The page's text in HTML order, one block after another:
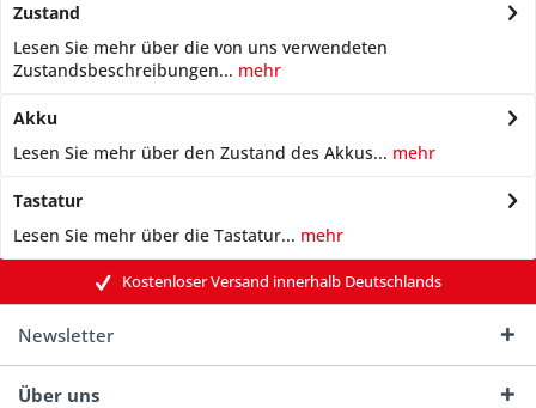
Zustand
Lesen Sie mehr über die von uns verwendeten
Zustandsbeschreibungen... mehr
Akku
Lesen Sie mehr über den Zustand des Akkus... mehr
Tastatur
Lesen Sie mehr über die Tastatur... mehr
Kostenloser Versand innerhalb Deutschlands
Newsletter
Über uns